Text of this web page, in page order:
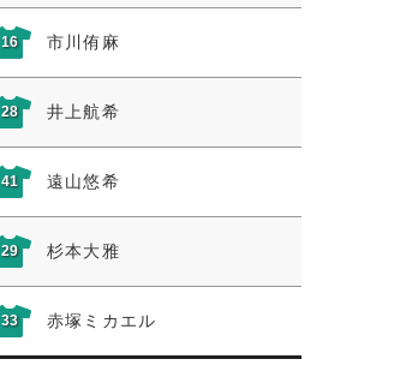
16 市川侑麻
28 井上航希
41 遠山悠希
29 杉本大雅
33 赤塚ミカエル